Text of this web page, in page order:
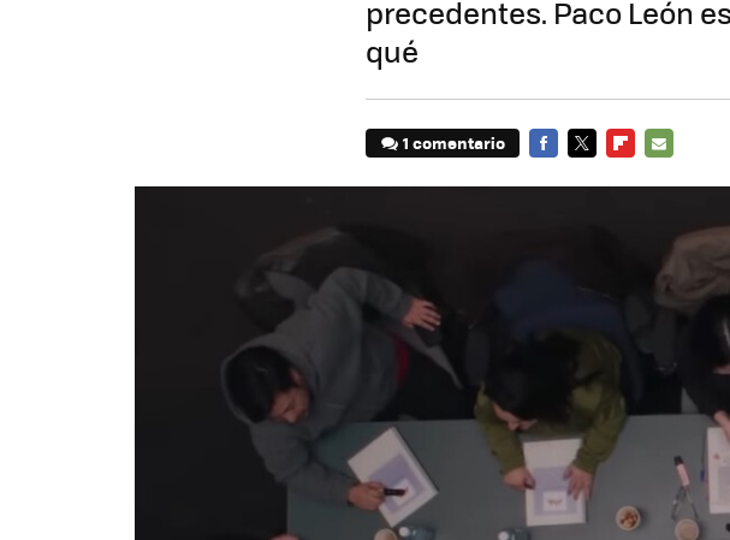
precedentes. Paco León
qué
1 comentario